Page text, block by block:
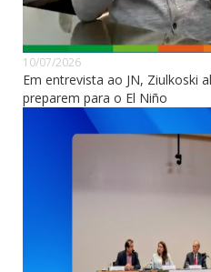
10/07/2026
Em entrevista ao JN, Ziulkoski
preparem para o El Niño